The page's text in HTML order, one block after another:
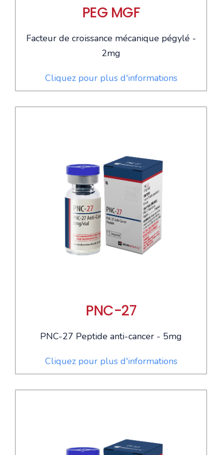
PEG MGF
Facteur de croissance mécanique pégylé -
2mg
Cliquez pour plus d'informations
PNC-27
PNC-27 Peptide anti-cancer - 5mg
Cliquez pour plus d'informations